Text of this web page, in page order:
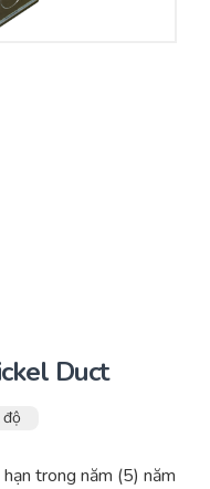
bị HVAC
khiển
Duct
trong năm (5) năm